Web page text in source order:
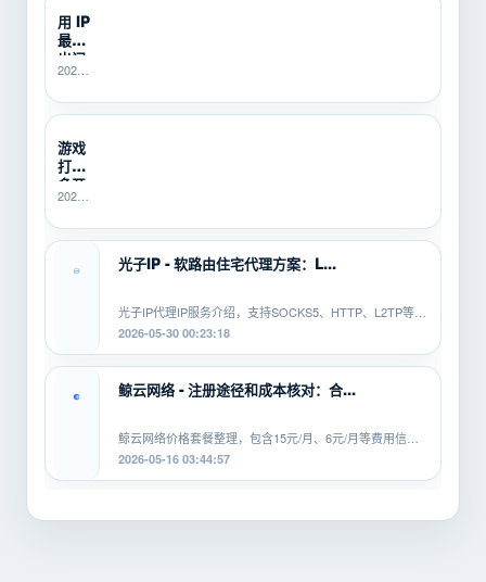
文从...
手，不
知道
SOCKS5、
HTTP、
有什...
用 IP
最怕
出问
题没
管？
2026-
21:40:14
游戏
打金
多开
总翻
先用
2026-
16:14:49
光子IP - 软路由住宅代理方案：L...
光子IP代理IP服务介绍，支持SOCKS5、HTTP、L2TP等协
议，适配安卓、PC、软路由等平...
2026-05-30 00:23:18
鲸云网络 - 注册途径和成本核对：合...
鲸云网络价格套餐整理，包含15元/月、6元/月等费用信
息，覆盖SOCKS5、HTTP、L2TP等...
2026-05-16 03:44:57